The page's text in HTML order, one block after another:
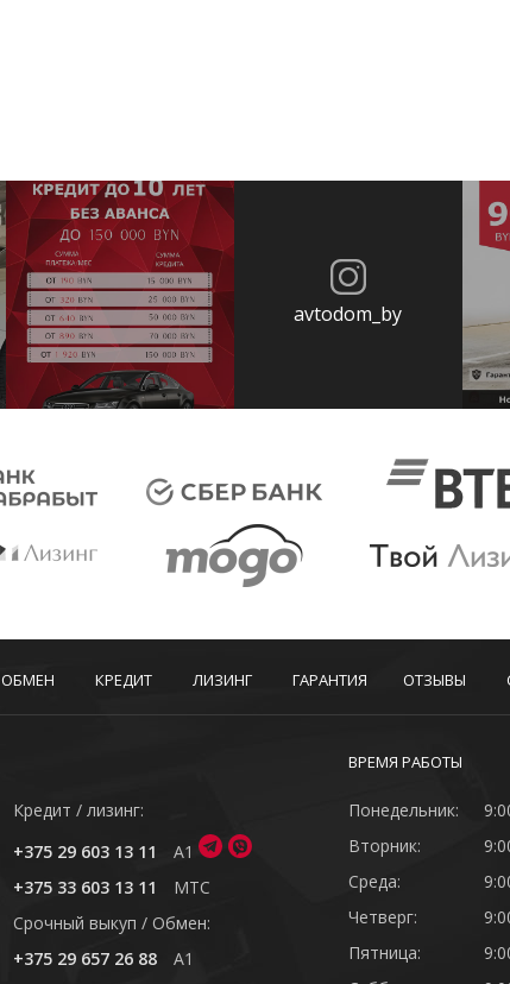
avtodom_by
ОБМЕН КРЕДИТ ЛИЗИНГ ГАРАНТИЯ ОТЗЫВЫ
Кредит / лизинг:
+375 29 603 13 11
A1
+375 33 603 13 11
MTC
Cрочный выкуп / Обмен:
+375 29 657 26 88
A1
ВРЕМЯ РАБОТЫ
Понедельник:
Вторник:
Среда:
Четверг:
Пятница: